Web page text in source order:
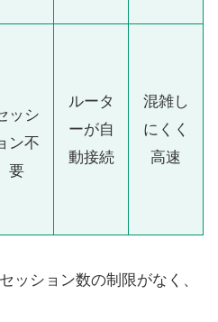
ッシ
ン不
要
ルータ
ーが自
動接続
混雑し
にくく
高速
ッション数の制限がなく、